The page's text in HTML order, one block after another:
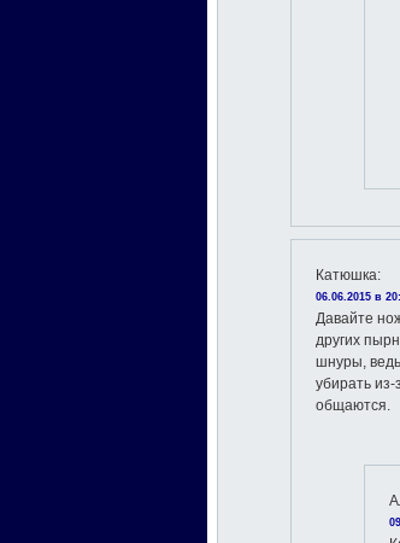
Катюшка:
06.06.2015 в
Давайте
других
шнуры,
убирать
общаются.